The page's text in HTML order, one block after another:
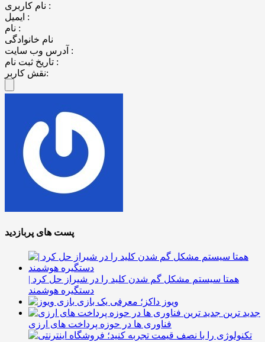
نام کاربری :
ایمیل :
نام :
نام خانوادگی
آدرس وب سایت :
تاریخ ثبت نام :
نقش کاربر:
پست های پربازدید
همتا سیستم مشکل گم شدن کلید را در شیراز حل کرد |
دستگیره هوشمند
ویوز داکز؛ معرفی یک بازی
جدید ترین
فناوری ها در حوزه پرداخت های ارزی